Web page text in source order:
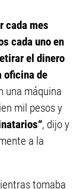
cada mes
cada uno en
el dinero
oficina de
una máquina
mil pesos y
, dijo y
a la
tomaba